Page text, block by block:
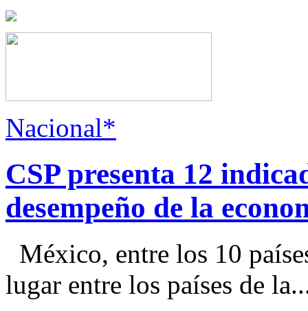
Nacional*
CSP presenta 12
desempeño de la
México, entre los 10
lugar entre los países de